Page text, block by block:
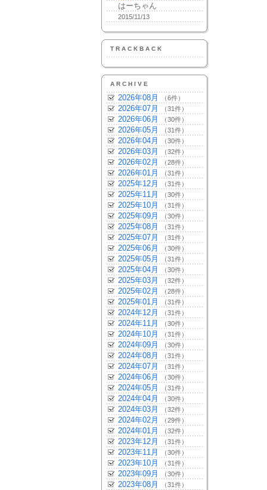
はーちゃん
2015/11/13
TRACKBACK
ARCHIVE
2026年08月 （6件）
2026年07月 （31件）
2026年06月 （30件）
2026年05月 （31件）
2026年04月 （30件）
2026年03月 （32件）
2026年02月 （28件）
2026年01月 （31件）
2025年12月 （31件）
2025年11月 （30件）
2025年10月 （31件）
2025年09月 （30件）
2025年08月 （31件）
2025年07月 （31件）
2025年06月 （30件）
2025年05月 （31件）
2025年04月 （30件）
2025年03月 （32件）
2025年02月 （28件）
2025年01月 （31件）
2024年12月 （31件）
2024年11月 （30件）
2024年10月 （31件）
2024年09月 （30件）
2024年08月 （31件）
2024年07月 （31件）
2024年06月 （30件）
2024年05月 （31件）
2024年04月 （30件）
2024年03月 （32件）
2024年02月 （29件）
2024年01月 （32件）
2023年12月 （31件）
2023年11月 （30件）
2023年10月 （31件）
2023年09月 （30件）
2023年08月 （31件）